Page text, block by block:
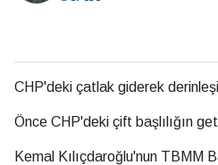
CHP'deki çatlak giderek
Önce CHP'deki çift başlılığın
Kemal Kılıçdaroğlu'nun TBMM